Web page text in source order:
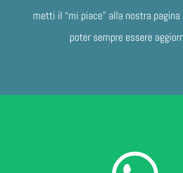
metti il “mi piace” alla nostra pagina
poter sempre essere